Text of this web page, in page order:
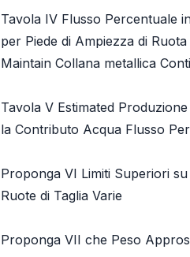
Tavola IV Flusso Percentuale
per Piede di Ampiezza di
Maintain Collana metallica
Tavola V Estimated
la Contributo Acqua Flusso
Proponga VI Limiti Superiori
Ruote di Taglia Varie
Proponga VII che Peso